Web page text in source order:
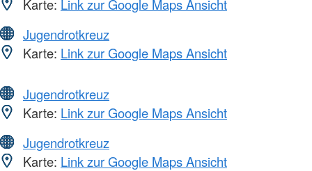
Karte: Link zur Google Maps Ansicht
Jugendrotkreuz
Karte: Link zur Google Maps Ansicht
Jugendrotkreuz
Karte: Link zur Google Maps Ansicht
Jugendrotkreuz
Karte: Link zur Google Maps Ansicht